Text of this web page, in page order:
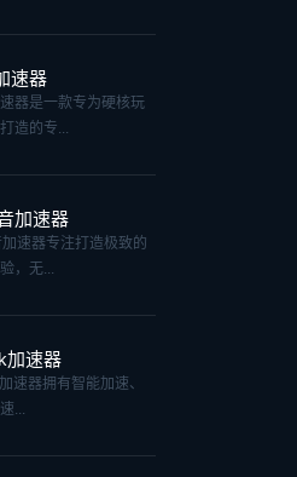
速器
器是一款专为硬核玩
造的专...
加速器
速器专注打造极致的
，无...
加速器
速器拥有智能加速、
...